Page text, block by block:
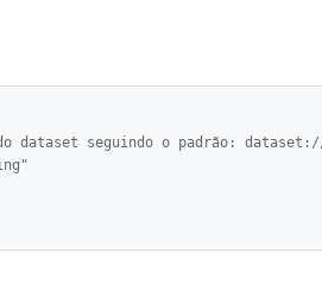
dataset seguindo o padrão: